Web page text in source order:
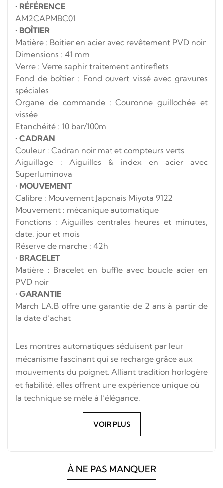
• RÉFÉRENCE
AM2CAPMBC01
• BOÎTIER
Matière : Boitier en acier avec revêtement PVD noir
Dimensions : 41 mm
Verre : Verre saphir traitement antireflets
Fond de boîtier : Fond ouvert vissé avec gravures
spéciales
Organe de commande : Couronne guillochée et
vissée
Etanchéité : 10 bar/100m
• CADRAN
Couleur : Cadran noir mat et compteurs verts
Aiguillage : Aiguilles & index en acier avec
Superluminova
• MOUVEMENT
Calibre : Mouvement Japonais Miyota 9122
Mouvement : mécanique automatique
Fonctions : Aiguilles centrales heures et minutes,
date, jour et mois
Réserve de marche : 42h
• BRACELET
Matière : Bracelet en buffle avec boucle acier en
PVD noir
• GARANTIE
March LA.B offre une garantie de 2 ans à partir de
la date d’achat
Les montres automatiques séduisent par leur
mécanisme fascinant qui se recharge grâce aux
mouvements du poignet. Alliant tradition horlogère
et fiabilité, elles offrent une expérience unique où
la technique se mêle à l’élégance.
VOIR PLUS
À NE PAS MANQUER